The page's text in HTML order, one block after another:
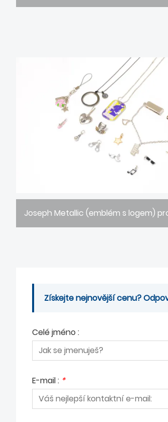
Získejte nejnovější cenu?
Celé jméno :
E-mail : *